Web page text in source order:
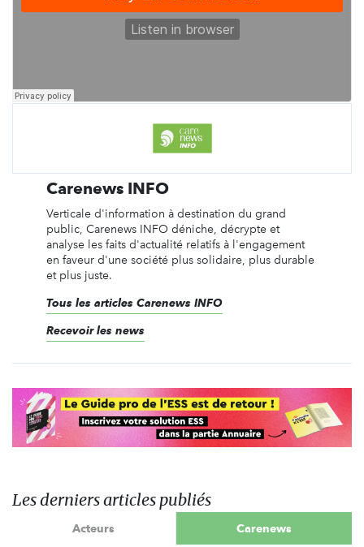
Carenews INFO
Verticale d'information à destination du grand
public, Carenews INFO déniche, décrypte et
analyse les faits d'actualité relatifs à l'engagement
en faveur d'une société plus solidaire, plus durable
et plus juste.
Tous les articles Carenews INFO
Recevoir les news
Les derniers articles publiés
Acteurs Carenews